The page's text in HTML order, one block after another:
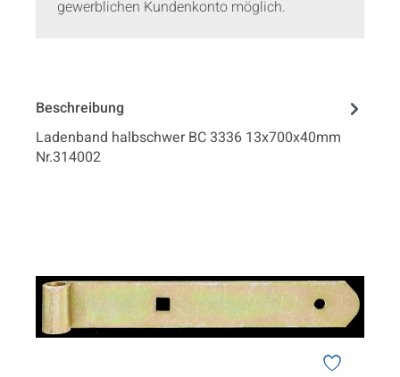
gewerblichen Kundenkonto möglich.
Beschreibung
Ladenband halbschwer BC 3336 13x700x40mm
Nr.314002